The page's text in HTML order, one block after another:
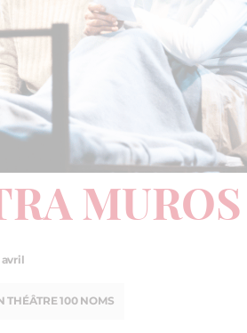
MUROS
THÉÂTRE 100 NOMS